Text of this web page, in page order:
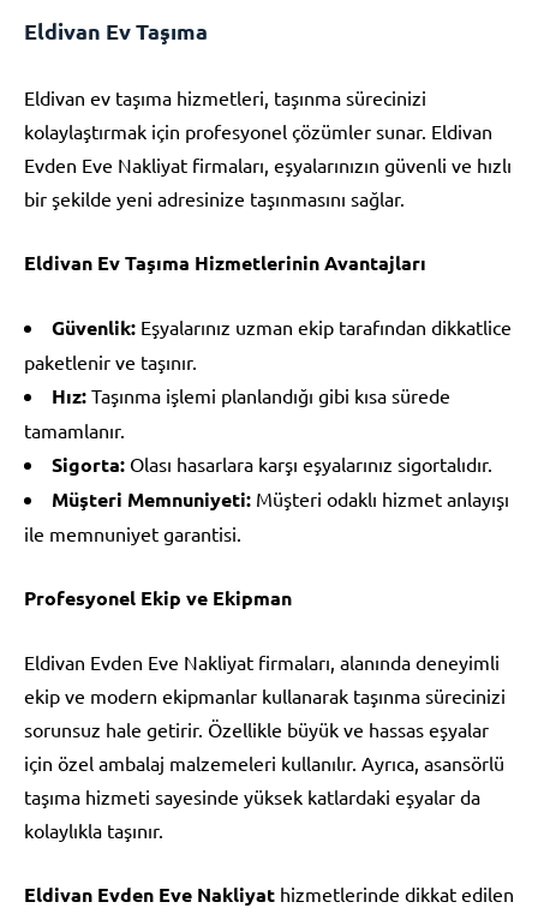
Eldivan Ev Taşıma
Eldivan ev taşıma hizmetleri, taşınma sürecinizi
kolaylaştırmak için profesyonel çözümler sunar. Eldivan
Evden Eve Nakliyat firmaları, eşyalarınızın güvenli ve hızlı
bir şekilde yeni adresinize taşınmasını sağlar.
Eldivan Ev Taşıma Hizmetlerinin Avantajları
Güvenlik: Eşyalarınız uzman ekip tarafından dikkatlice
paketlenir ve taşınır.
Hız: Taşınma işlemi planlandığı gibi kısa sürede
tamamlanır.
Sigorta: Olası hasarlara karşı eşyalarınız sigortalıdır.
Müşteri Memnuniyeti: Müşteri odaklı hizmet anlayışı
ile memnuniyet garantisi.
Profesyonel Ekip ve Ekipman
Eldivan Evden Eve Nakliyat firmaları, alanında deneyimli
ekip ve modern ekipmanlar kullanarak taşınma sürecinizi
sorunsuz hale getirir. Özellikle büyük ve hassas eşyalar
için özel ambalaj malzemeleri kullanılır. Ayrıca, asansörlü
taşıma hizmeti sayesinde yüksek katlardaki eşyalar da
kolaylıkla taşınır.
Eldivan Evden Eve Nakliyat hizmetlerinde dikkat edilen